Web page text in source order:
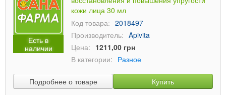
Есть в
наличии
кожи лица 30 мл
Код товара: 2018497
Производитель: Apivita
Цена: 1211,00 грн
В категории: Разное
Подробнее о товаре Купить